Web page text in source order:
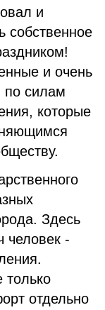
и
собственное
и очень
силам
которые
Здесь
человек -
только
отдельно